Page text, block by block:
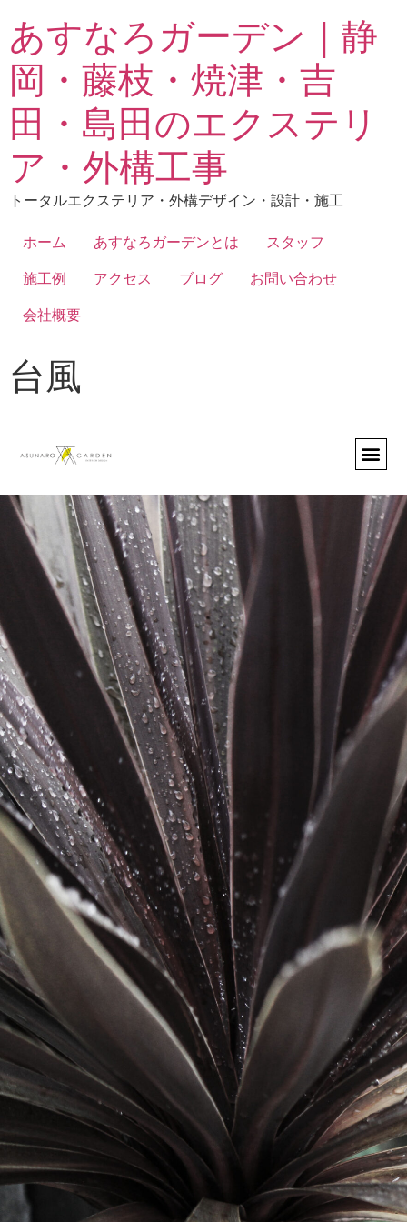
あすなろガーデン｜静
岡・藤枝・焼津・吉
田・島田のエクステリ
ア・外構工事
トータルエクステリア・外構デザイン・設計・施工
ホーム あすなろガーデンとは
スタッフ
施工例
アクセス ブログ
お問い合わせ
会社概要
台風